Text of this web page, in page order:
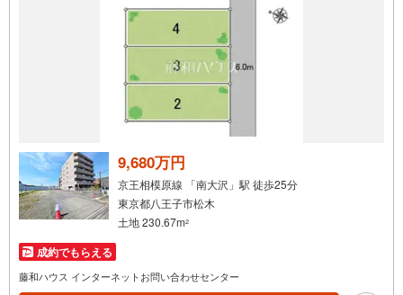
9,680万円
京王相模原線 「南大沢」駅 徒歩25分
東京都八王子市松木
土地 230.67m2
成約でもらえる
藤和ハウス インターネットお問い合わせセンター